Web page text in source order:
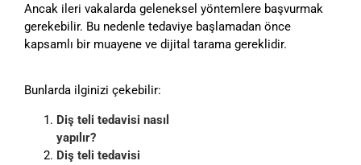
Ancak ileri vakalarda geleneksel yöntemlere başvurmak
gerekebilir. Bu nedenle tedaviye başlamadan önce
kapsamlı bir muayene ve dijital tarama gereklidir.
Bunlarda ilginizi çekebilir:
Diş teli tedavisi nasıl
yapılır?
Diş teli tedavisi